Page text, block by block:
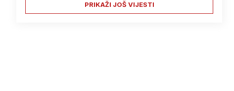
PRIKAŽI JOŠ VIJESTI